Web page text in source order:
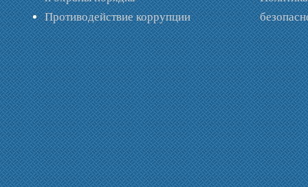
Противодействие коррупции